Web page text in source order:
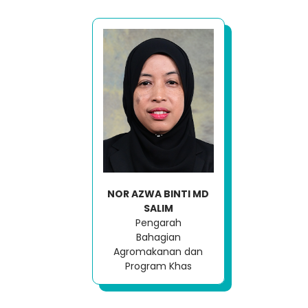
NOR AZWA BINTI MD
SALIM
Pengarah
Bahagian
Agromakanan dan
Program Khas
Loading AiRIS...